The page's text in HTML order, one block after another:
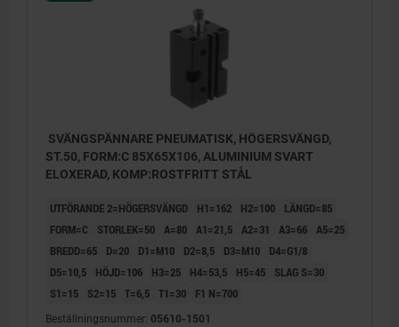
SVÄNGSPÄNNARE PNEUMATISK, HÖGERSVÄNGD,
ST.50, FORM:C 85X65X106, ALUMINIUM SVART
ELOXERAD, KOMP:ROSTFRITT STÅL
UTFÖRANDE 2=HÖGERSVÄNGD H1=162 H2=100
LÄNGD=85
FORM=C
STORLEK=50 A=80 A1=21,5 A2=31 A3=66 A5=25
BREDD=65
D=20 D1=M10 D2=8,5 D3=M10
D4=G1/8
D5=10,5
HÖJD=106 H3=25 H4=53,5 H5=45
SLAG S=30
S1=15
S2=15 T=6,5 T1=30 F1 N=700
Beställningsnummer: 05610-1501